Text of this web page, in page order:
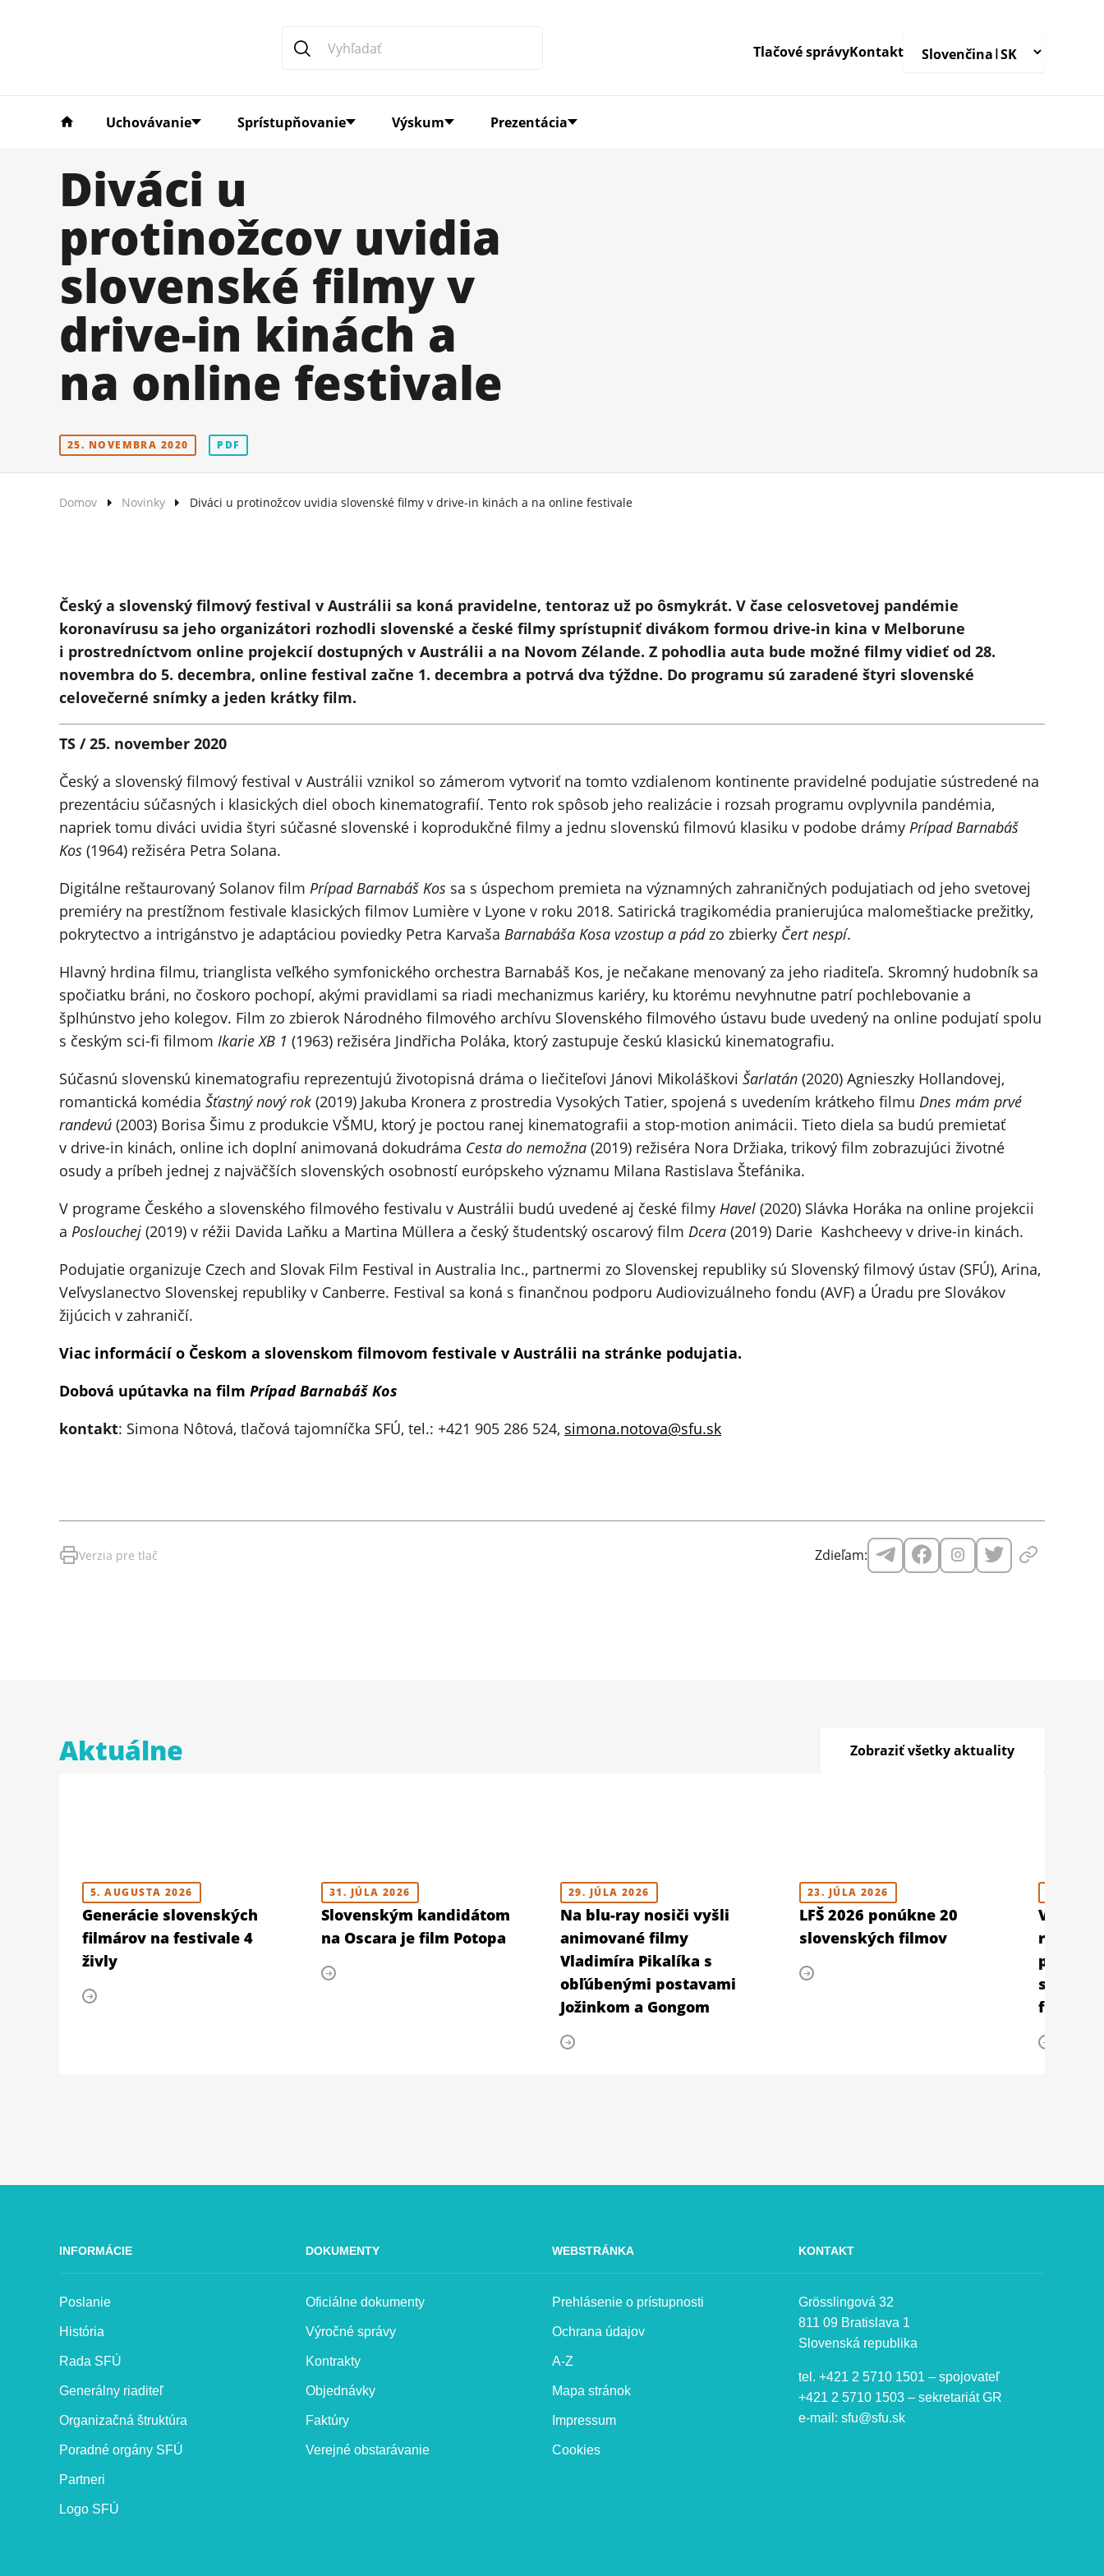
Uchovávanie Sprístupňovanie Výskum Prezentácia
Tlačové správyKontakt
Diváci u
protinožcov uvidia
slovenské filmy v
drive-in kinách a
na online festivale
25. NOVEMBRA 2020 PDF
Domov Novinky Diváci u protinožcov uvidia slovenské filmy v drive-in kinách a na online festivale
Český a slovenský filmový festival v Austrálii sa koná pravidelne, tentoraz už po ôsmykrát. V čase celosvetovej pandémie
koronavírusu sa jeho organizátori rozhodli slovenské a české filmy sprístupniť divákom formou drive-in kina v Melborune
i prostredníctvom online projekcií dostupných v Austrálii a na Novom Zélande. Z pohodlia auta bude možné filmy vidieť od 28.
novembra do 5. decembra, online festival začne 1. decembra a potrvá dva týždne. Do programu sú zaradené štyri slovenské
celovečerné snímky a jeden krátky film.
TS / 25. november 2020
Český a slovenský filmový festival v Austrálii vznikol so zámerom vytvoriť na tomto vzdialenom kontinente pravidelné podujatie sústredené na
prezentáciu súčasných i klasických diel oboch kinematografií. Tento rok spôsob jeho realizácie i rozsah programu ovplyvnila pandémia,
napriek tomu diváci uvidia štyri súčasné slovenské i koprodukčné filmy a jednu slovenskú filmovú klasiku v podobe drámy Prípad Barnabáš
Kos (1964) režiséra Petra Solana.
Digitálne reštaurovaný Solanov film Prípad Barnabáš Kos sa s úspechom premieta na významných zahraničných podujatiach od jeho svetovej
premiéry na prestížnom festivale klasických filmov Lumière v Lyone v roku 2018. Satirická tragikomédia pranierujúca malomeštiacke prežitky,
pokrytectvo a intrigánstvo je adaptáciou poviedky Petra Karvaša Barnabáša Kosa vzostup a pád zo zbierky Čert nespí.
Hlavný hrdina filmu, trianglista veľkého symfonického orchestra Barnabáš Kos, je nečakane menovaný za jeho riaditeľa. Skromný hudobník sa
spočiatku bráni, no čoskoro pochopí, akými pravidlami sa riadi mechanizmus kariéry, ku ktorému nevyhnutne patrí pochlebovanie a
šplhúnstvo jeho kolegov. Film zo zbierok Národného filmového archívu Slovenského filmového ústavu bude uvedený na online podujatí spolu
s českým sci-fi filmom Ikarie XB 1 (1963) režiséra Jindřicha Poláka, ktorý zastupuje českú klasickú kinematografiu.
Súčasnú slovenskú kinematografiu reprezentujú životopisná dráma o liečiteľovi Jánovi Mikoláškovi Šarlatán (2020) Agnieszky Hollandovej,
romantická komédia Šťastný nový rok (2019) Jakuba Kronera z prostredia Vysokých Tatier, spojená s uvedením krátkeho filmu Dnes mám prvé
randevú (2003) Borisa Šimu z produkcie VŠMU, ktorý je poctou ranej kinematografii a stop-motion animácii. Tieto diela sa budú premietať
v drive-in kinách, online ich doplní animovaná dokudráma Cesta do nemožna (2019) režiséra Nora Držiaka, trikový film zobrazujúci životné
osudy a príbeh jednej z najväčších slovenských osobností európskeho významu Milana Rastislava Štefánika.
V programe Českého a slovenského filmového festivalu v Austrálii budú uvedené aj české filmy Havel (2020) Slávka Horáka na online projekcii
a Poslouchej (2019) v réžii Davida Laňku a Martina Müllera a český študentský oscarový film Dcera (2019) Darie Kashcheevy v drive-in kinách.
Podujatie organizuje Czech and Slovak Film Festival in Australia Inc., partnermi zo Slovenskej republiky sú Slovenský filmový ústav (SFÚ), Arina,
Veľvyslanectvo Slovenskej republiky v Canberre. Festival sa koná s finančnou podporu Audiovizuálneho fondu (AVF) a Úradu pre Slovákov
žijúcich v zahraničí.
Viac informácií o Českom a slovenskom filmovom festivale v Austrálii na stránke podujatia.
Dobová upútavka na film Prípad Barnabáš Kos
kontakt: Simona Nôtová, tlačová tajomníčka SFÚ, tel.: +421 905 286 524, simona.notova@sfu.sk
Verzia pre tlač Zdieľam:
Aktuálne
5. AUGUSTA 2026
Generácie slovenských
filmárov na festivale 4
živly
31. JÚLA 2026
Slovenským kandidátom
na Oscara je film Potopa
29. JÚLA 2026
Na blu-ray nosiči vyšli
animované filmy
Vladimíra Pikalíka s
obľúbenými postavami
Jožinkom a Gongom
23. JÚLA 2026
LFŠ 2026 ponúkne 20
slovenských filmov
V
filmu
Zobraziť všetky aktuality
INFORMÁCIE
Poslanie
História
Rada SFÚ
Generálny riaditeľ
Organizačná štruktúra
Poradné orgány SFÚ
Partneri
Logo SFÚ
DOKUMENTY
Oficiálne dokumenty
Výročné správy
Kontrakty
Objednávky
Faktúry
Verejné obstarávanie
WEBSTRÁNKA
Prehlásenie o prístupnosti
Ochrana údajov
A-Z
Mapa stránok
Impressum
Cookies
KONTAKT
Grösslingová 32
811 09 Bratislava 1
Slovenská republika
tel. +421 2 5710 1501 – spojovateľ
+421 2 5710 1503 – sekretariát GR
e-mail: sfu@sfu.sk